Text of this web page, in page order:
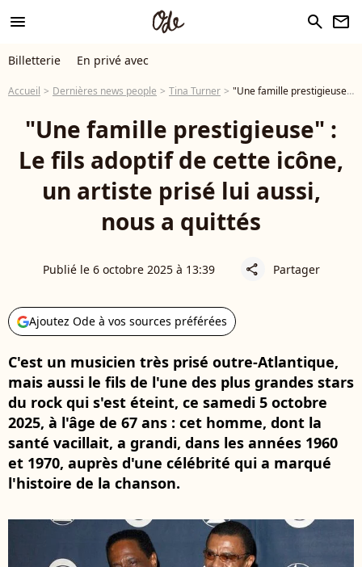
menu search newsletter
Billetterie En privé avec
Accueil Dernières news people Tina Turner "Une famille prestigieuse" : Le fils adoptif de cette icône, un artiste prisé lui aussi, nous a quittés
"Une famille prestigieuse" :
Le fils adoptif de cette icône,
un artiste prisé lui aussi,
nous a quittés
Publié le 6 octobre 2025 à 13:39 share Partager
Ajoutez Ode à vos sources préférées
C'est un musicien très prisé outre-Atlantique,
mais aussi le fils de l'une des plus grandes stars
du rock qui s'est éteint, ce samedi 5 octobre
2025, à l'âge de 67 ans : cet homme, dont la
santé vacillait, a grandi, dans les années 1960
et 1970, auprès d'une célébrité qui a marqué
l'histoire de la chanson.